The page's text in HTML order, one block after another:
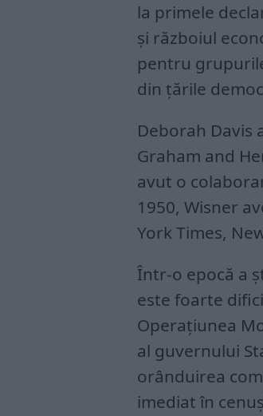
la primele
și războiul
pentru
din țările
Deborah Davis
Graham and
avut o
1950, Wisner
York Times,
Într-o epocă a
este foarte
Operațiunea
al guvernului
orânduirea
imediat în